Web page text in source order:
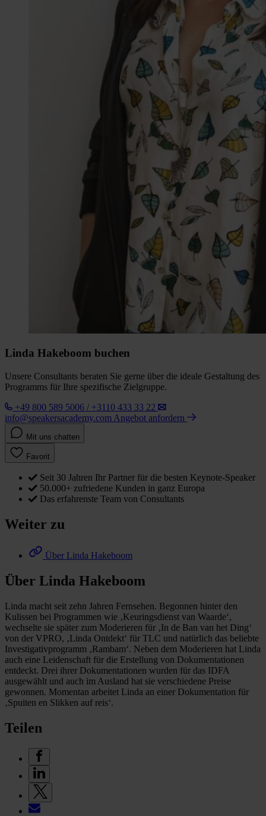
Linda Hakeboom buchen
Unsere Consultants beraten Sie gerne über die ideale Gestaltung des
Programms für Ihre spezifische Zielgruppe.
+49 800 589 5006 / +3110 433 33 22
info@speakersacademy.com Angebot anfordern
Mit uns chatten
Favorit
Seit 30 Jahren Ihr Partner für die besten Keynote-Speaker
50.000+ zufriedene Kunden in ganz Europa
Das erfahrenste Team von Consultants
Weiter zu
Über Linda Hakeboom
Über Linda Hakeboom
Linda macht seit zehn Jahren Fernsehen. Begonnen hinter den
Kulissen bei Programmen wie ‚Keuringsdienst van Waarde‘,
wechselte sie später zum Moderieren für ‚In de Ban van het Ding‘
von der VPRO, ‚Linda Ontdekt‘ für TLC und natürlich das beliebte
Investigativprogramm ‚Rambam‘. Neben dem Moderieren hat Linda
auch eine Leidenschaft für die Erstellung von Dokumentationen
entdeckt. Drei ihrer Dokumentationen wurden für das IDFA
ausgewählt und auch im Ausland hat sie verschiedene Preise
gewonnen. Momentan arbeitet Linda an einer Dokumentation für
‚Spuiten en Slikken auf reis‘.
Teilen